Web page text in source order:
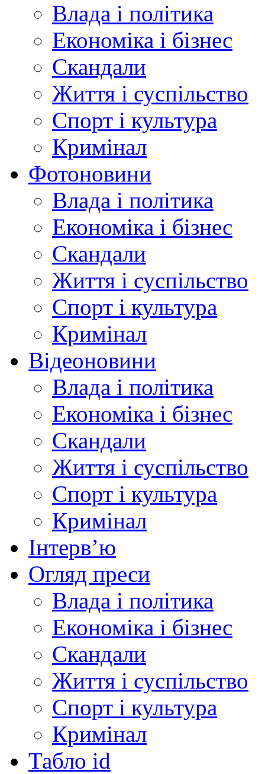
Влада і політика
Економіка і бізнес
Скандали
Життя і суспільство
Спорт і культура
Кримінал
Фотоновини
Влада і політика
Економіка і бізнес
Скандали
Життя і суспільство
Спорт і культура
Кримінал
Відеоновини
Влада і політика
Економіка і бізнес
Скандали
Життя і суспільство
Спорт і культура
Кримінал
Інтерв’ю
Огляд преси
Влада і політика
Економіка і бізнес
Скандали
Життя і суспільство
Спорт і культура
Кримінал
Табло id